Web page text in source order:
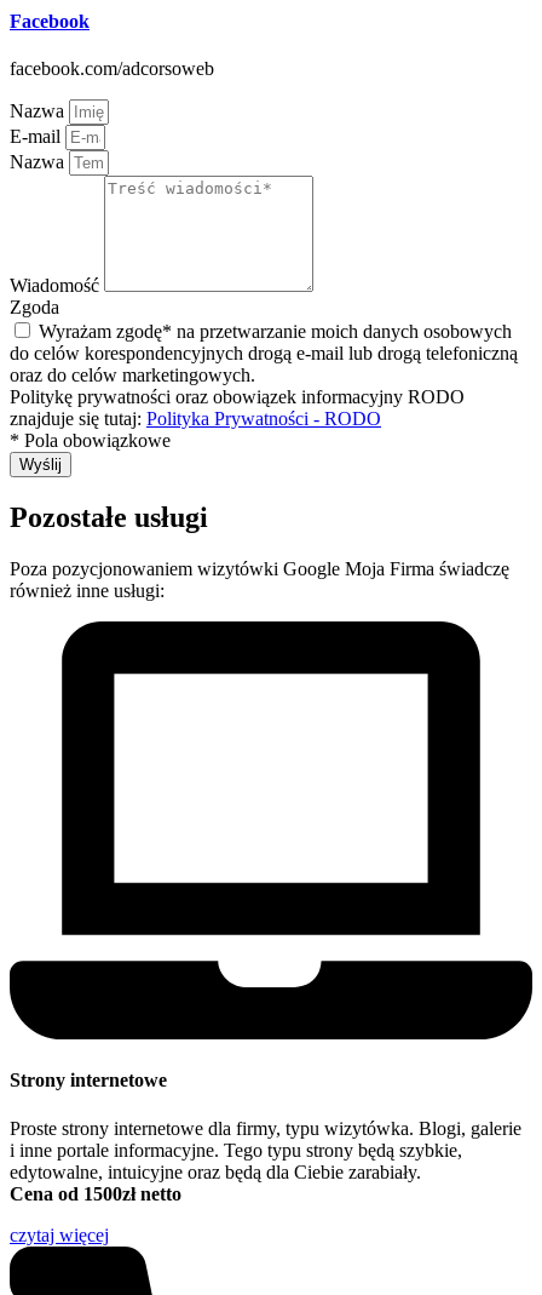
Facebook
facebook.com/adcorsoweb
Nazwa
E-mail
Nazwa
Wiadomość
Zgoda
Wyrażam zgodę* na przetwarzanie moich danych osobowych
do celów korespondencyjnych drogą e-mail lub drogą telefoniczną
oraz do celów marketingowych.
Politykę prywatności oraz obowiązek informacyjny RODO
znajduje się tutaj: Polityka Prywatności - RODO
* Pola obowiązkowe
Wyślij
Pozostałe usługi
Poza pozycjonowaniem wizytówki Google Moja Firma świadczę
również inne usługi:
Strony internetowe
Proste strony internetowe dla firmy, typu wizytówka. Blogi, galerie
i inne portale informacyjne. Tego typu strony będą szybkie,
edytowalne, intuicyjne oraz będą dla Ciebie zarabiały.
Cena od 1500zł netto
czytaj więcej